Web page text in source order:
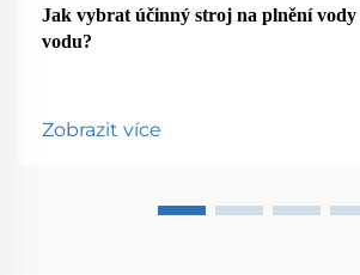
Jak vybrat účinný stroj na plnění vody
vodu?
Zobrazit více